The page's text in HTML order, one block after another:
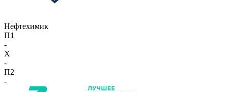
Нефтехимик
П1
-
X
-
П2
-